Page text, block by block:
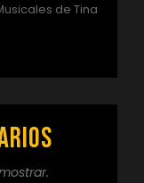
de Tina